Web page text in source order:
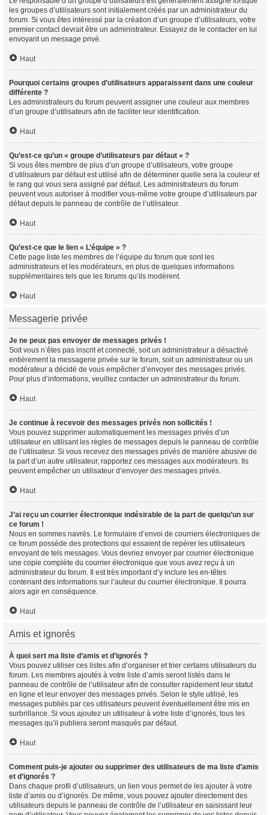
les groupes d’utilisateurs sont initialement créés par un administrateur du
forum. Si vous êtes intéressé par la création d’un groupe d’utilisateurs, votre
premier contact devrait être un administrateur. Essayez de le contacter en lui
envoyant un message privé.
Haut
Pourquoi certains groupes d’utilisateurs apparaissent dans une couleur
différente ?
Les administrateurs du forum peuvent assigner une couleur aux membres
d’un groupe d’utilisateurs afin de faciliter leur identification.
Haut
Qu’est-ce qu’un « groupe d’utilisateurs par défaut » ?
Si vous êtes membre de plus d’un groupe d’utilisateurs, votre groupe
d’utilisateurs par défaut est utilisé afin de déterminer quelle sera la couleur et
le rang qui vous sera assigné par défaut. Les administrateurs du forum
peuvent vous autoriser à modifier vous-même votre groupe d’utilisateurs par
défaut depuis le panneau de contrôle de l’utilisateur.
Haut
Qu’est-ce que le lien « L’équipe » ?
Cette page liste les membres de l’équipe du forum que sont les
administrateurs et les modérateurs, en plus de quelques informations
supplémentaires tels que les forums qu’ils modèrent.
Haut
Messagerie privée
Je ne peux pas envoyer de messages privés !
Soit vous n’êtes pas inscrit et connecté, soit un administrateur a désactivé
entièrement la messagerie privée sur le forum, soit un administrateur ou un
modérateur a décidé de vous empêcher d’envoyer des messages privés.
Pour plus d’informations, veuillez contacter un administrateur du forum.
Haut
Je continue à recevoir des messages privés non sollicités !
Vous pouvez supprimer automatiquement les messages privés d’un
utilisateur en utilisant les règles de messages depuis le panneau de contrôle
de l’utilisateur. Si vous recevez des messages privés de manière abusive de
la part d’un autre utilisateur, rapportez ces messages aux modérateurs. Ils
peuvent empêcher un utilisateur d’envoyer des messages privés.
Haut
J’ai reçu un courrier électronique indésirable de la part de quelqu’un sur
ce forum !
Nous en sommes navrés. Le formulaire d’envoi de courriers électroniques de
ce forum possède des protections qui essaient de repérer les utilisateurs
envoyant de tels messages. Vous devriez envoyer par courrier électronique
une copie complète du courrier électronique que vous avez reçu à un
administrateur du forum. Il est très important d’y inclure les en-têtes
contenant des informations sur l’auteur du courrier électronique. Il pourra
alors agir en conséquence.
Haut
Amis et ignorés
À quoi sert ma liste d’amis et d’ignorés ?
Vous pouvez utiliser ces listes afin d’organiser et trier certains utilisateurs du
forum. Les membres ajoutés à votre liste d’amis seront listés dans le
panneau de contrôle de l’utilisateur afin de consulter rapidement leur statut
en ligne et leur envoyer des messages privés. Selon le style utilisé, les
messages publiés par ces utilisateurs peuvent éventuellement être mis en
surbrillance. Si vous ajoutez un utilisateur à votre liste d’ignorés, tous les
messages qu’il publiera seront masqués par défaut.
Haut
Comment puis-je ajouter ou supprimer des utilisateurs de ma liste d’amis
et d’ignorés ?
Dans chaque profil d’utilisateurs, un lien vous permet de les ajouter à votre
liste d’amis ou d’ignorés. De même, vous pouvez ajouter directement des
utilisateurs depuis le panneau de contrôle de l’utilisateur en saisissant leur